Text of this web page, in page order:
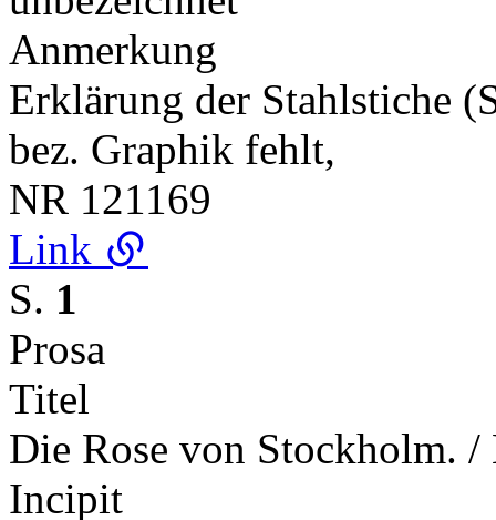
Anmerkung
Erklärung der Stahlstiche
bez. Graphik fehlt,
NR 121169
Link
S. 1
Prosa
Titel
Die Rose von Stockholm.
Incipit